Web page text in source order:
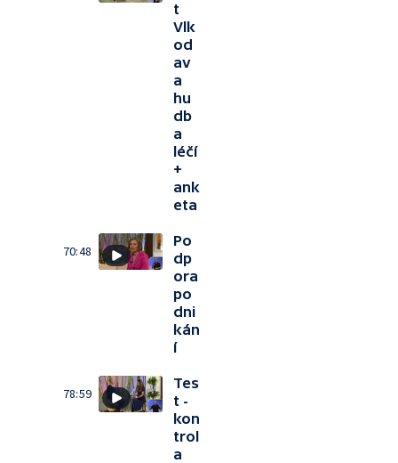
t
Vlk
od
av
a
hu
db
a
léčí
+
ank
eta
70:48
Po
dp
ora
po
dni
kán
í
78:59
Tes
t -
kon
trol
a